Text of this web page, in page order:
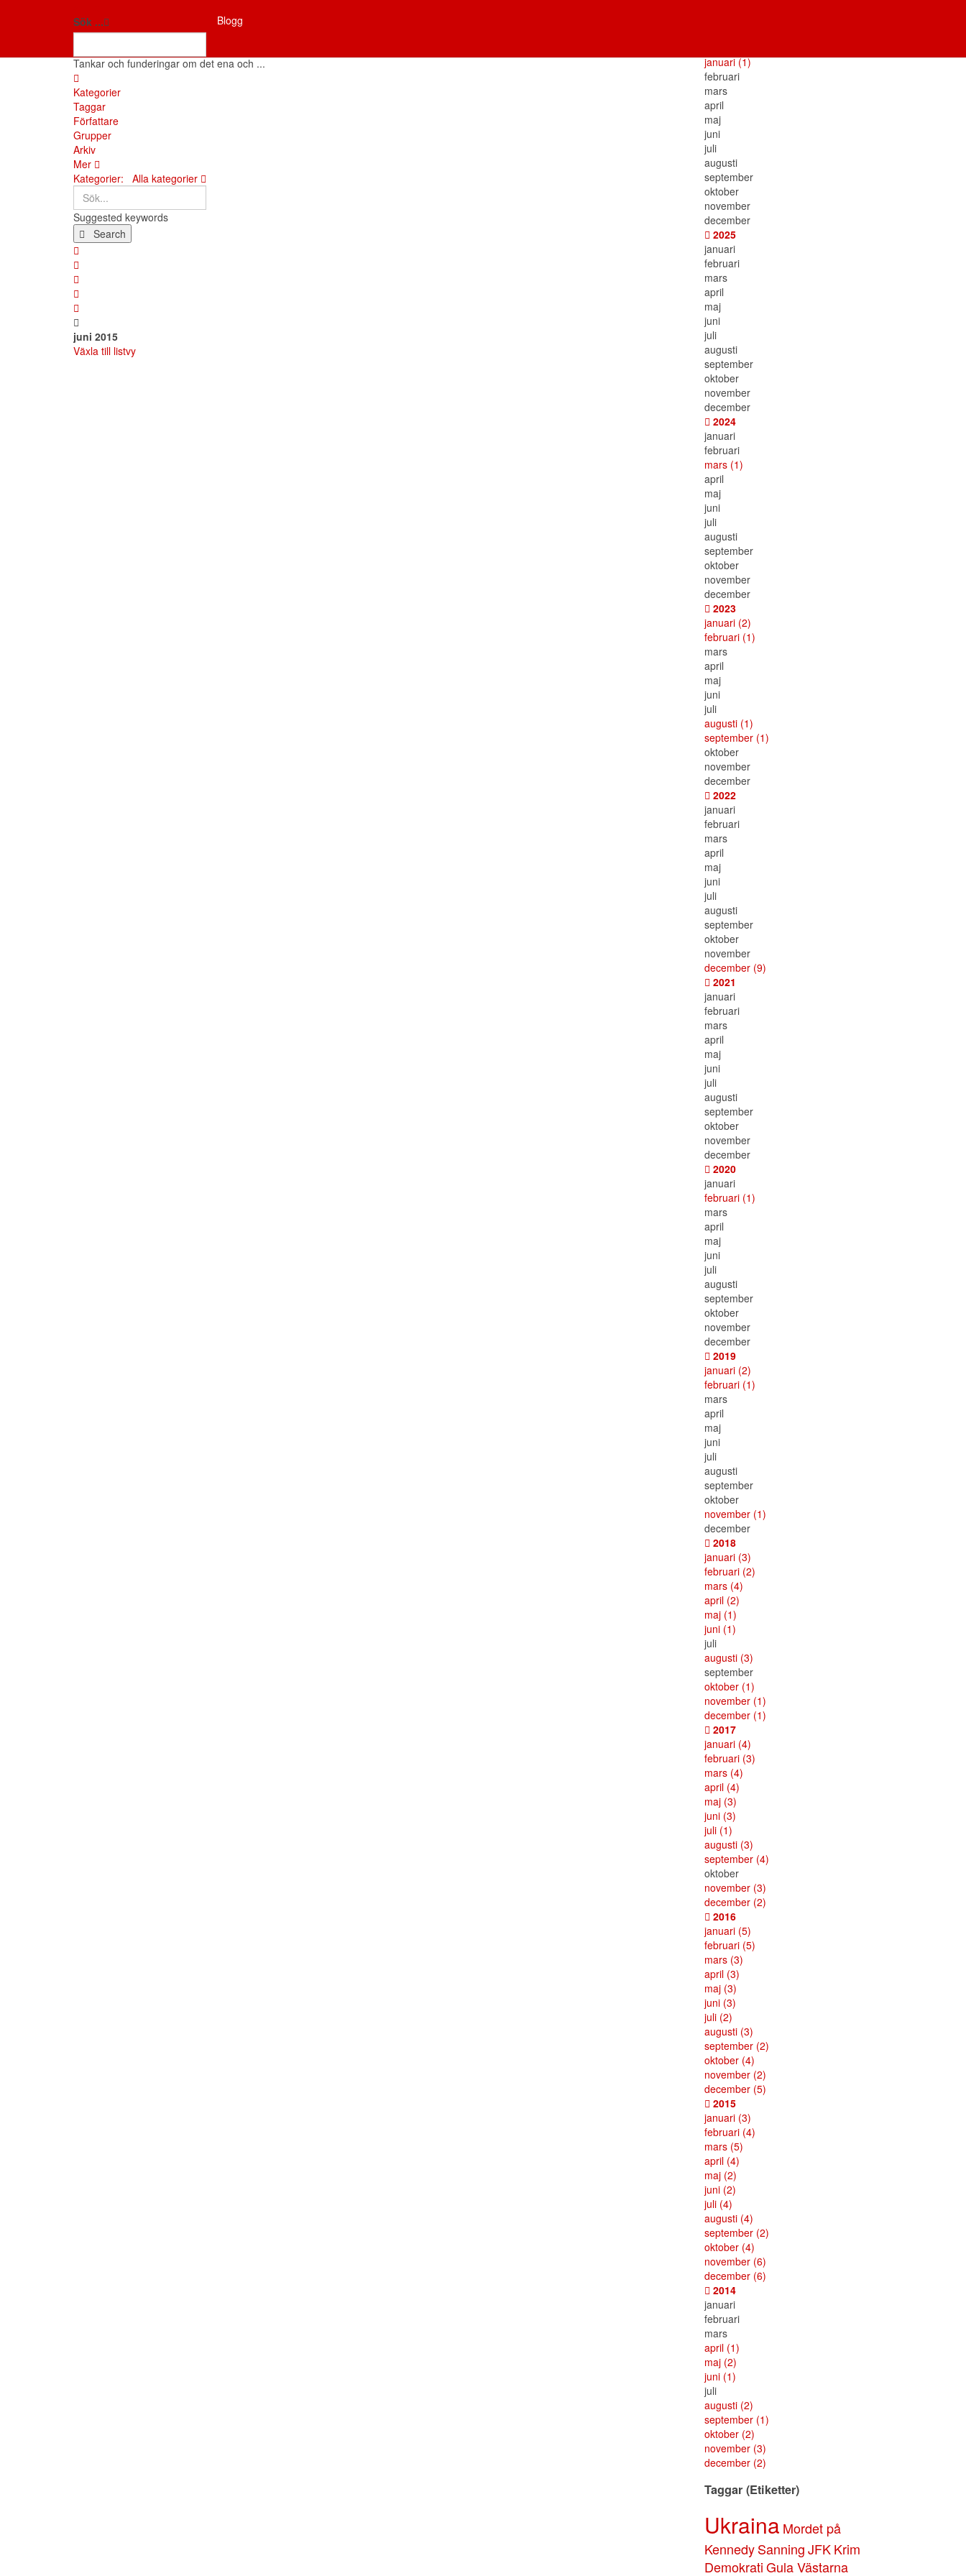
Sök ...
Blogg
Fria tankar
Tankar och funderingar om det ena och ...
Kategorier
Taggar
Författare
Grupper
Arkiv
Mer
Kategorier:
Alla kategorier
Suggested keywords
Search
juni 2015
Växla till listvy
januari(1)
februari
mars
april
maj
juni
juli
augusti
september
oktober
november
december
2025
januari
februari
mars
april
maj
juni
juli
augusti
september
oktober
november
december
2024
januari
februari
mars (1)
april
maj
juni
juli
augusti
september
oktober
november
december
2023
januari (2)
februari (1)
mars
april
maj
juni
juli
augusti (1)
september (1)
oktober
november
december
2022
januari
februari
mars
april
maj
juni
juli
augusti
september
oktober
november
december (9)
2021
januari
februari
mars
april
maj
juni
juli
augusti
september
oktober
november
december
2020
januari
februari (1)
mars
april
maj
juni
juli
augusti
september
oktober
november
december
2019
januari (2)
februari (1)
mars
april
maj
juni
juli
augusti
september
oktober
november (1)
december
2018
januari (3)
februari (2)
mars (4)
april (2)
maj (1)
juni (1)
juli
augusti (3)
september
oktober (1)
november (1)
december (1)
2017
januari (4)
februari (3)
mars (4)
april (4)
maj (3)
juni (3)
juli (1)
augusti (3)
september (4)
oktober
november (3)
december (2)
2016
januari (5)
februari (5)
mars (3)
april (3)
maj (3)
juni (3)
juli (2)
augusti (3)
september (2)
oktober (4)
november (2)
december (5)
2015
januari (3)
februari (4)
mars (5)
april (4)
maj (2)
juni (2)
juli (4)
augusti (4)
september (2)
oktober (4)
november (6)
december (6)
2014
januari
februari
mars
april (1)
maj (2)
juni (1)
juli
augusti (2)
september (1)
oktober (2)
november (3)
december (2)
Taggar (Etiketter)
Ukraina Mordet på
Kennedy SanningJFK Krim
DemokratiGula Västarna